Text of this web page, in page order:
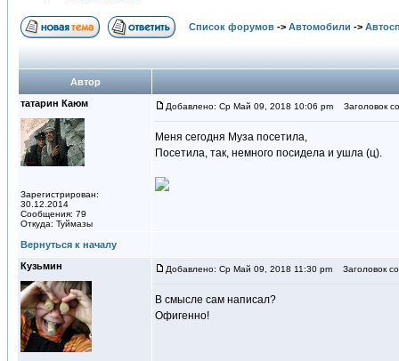
Список форумов -> Автомобили ->
Автор
татарин Каюм
Зарегистрирован:
30.12.2014
Сообщения: 79
Откуда: Туймазы
Добавлено: Ср Май 09, 2018 10:06 pm Заголовок
Меня сегодня Муза посетила,
Посетила, так, немного посидела и ушла (ц).
Вернуться к началу
Кузьмин
Добавлено: Ср Май 09, 2018 11:30 pm Заголовок
В смысле сам написал?
Офигенно!